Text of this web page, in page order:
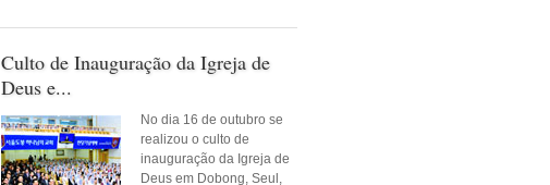
Culto de Inauguração da Igreja de
Deus e...
No dia 16 de outubro se
realizou o culto de
inauguração da Igreja de
Deus em Dobong, Seul,